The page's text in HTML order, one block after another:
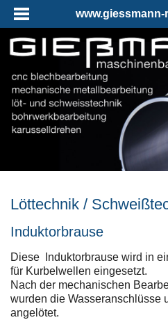
Löttechnik /
Induktorbrause
Diese Induktorbrause wird in
für Kurbelwellen eingesetzt.
Nach der mechanischen
wurden die Wasseranschlüsse
angelötet.